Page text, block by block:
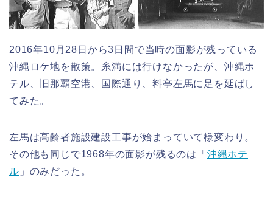
2016年10月28日から3日間で当時の面影が残っている
沖縄ロケ地を散策。糸満には行けなかったが、沖縄ホ
テル、旧那覇空港、国際通り、料亭左馬に足を延ばし
てみた。
左馬は高齢者施設建設工事が始まっていて様変わり。
その他も同じで1968年の面影が残るのは「 沖縄ホテ
ル 」のみだった。